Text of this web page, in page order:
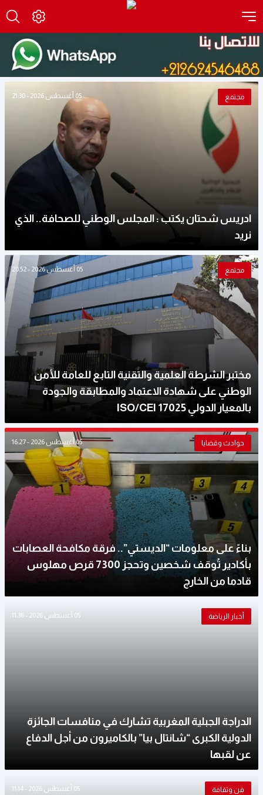
مجتمع 05 أغسطس 2026 - 21:30
ادريس شحتان يكتب : المجلس الوطني للصحافة.. الذي
نريد
مجتمع 05 أغسطس 2026 - 20:52
مختبر الشرطة العلمية والتقنية التابع للعامة للأمن
الوطني على شهادة الاعتماد والمطابقة والجودة
بالمعيار الدولي ISO/CEI 17025
حوادث وقضايا 05 أغسطس 2026 - 16:27
بناءً على معلومات “الديستي”.. فرقة مكافحة العصابات
بأكادير تُوقف شخصين وتحجز 7300 قرص مهلوس
قادما من الخارج
أخبار الرياضة 05 أغسطس 2026 - 11:36
الدراجة الجبلية المغربية تشارك في منافسات الجائزة
الدولية الكبرى “شانتال بيا” بالكاميرون من أجل الدفاع
عن لقبها
فن وثقافة 05 أغسطس 2026 - 11:14